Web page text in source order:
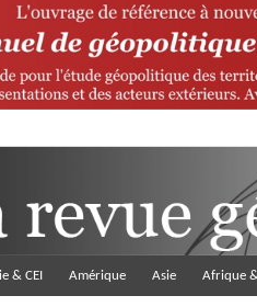
& CEI Amérique Asie Afrique